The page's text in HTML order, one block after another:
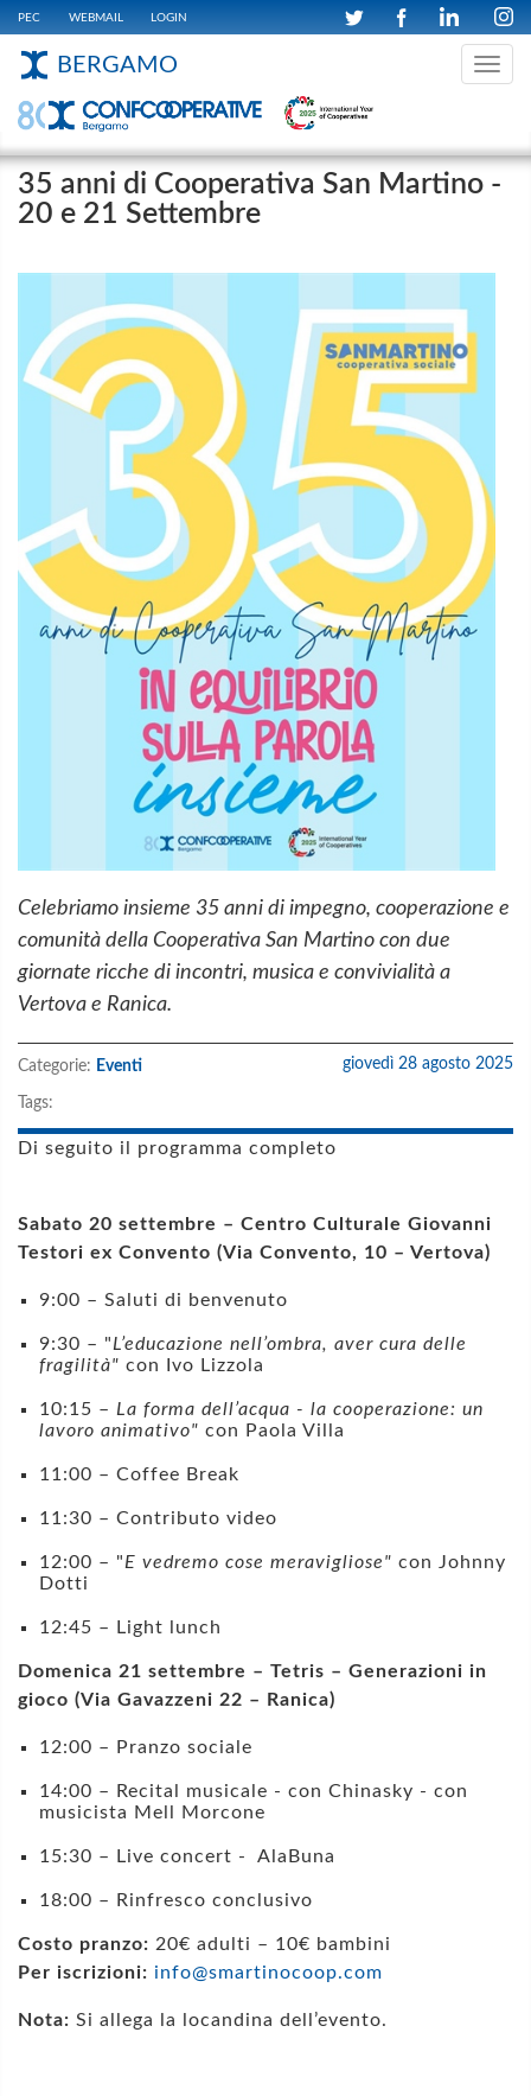
PEC WEBMAIL LOGIN
Toggle
BERGAMO
35 anni di Cooperativa San Martino -
20 e 21 Settembre
Celebriamo insieme 35 anni di impegno, cooperazione e
comunità della Cooperativa San Martino con due
giornate ricche di incontri, musica e convivialità a
Vertova e Ranica.
giovedì 28 agosto 2025
Categorie: Eventi
Tags:
Di seguito il programma completo
Sabato 20 settembre – Centro Culturale Giovanni
Testori ex Convento (Via Convento, 10 – Vertova)
9:00 – Saluti di benvenuto
9:30 – "L’educazione nell’ombra, aver cura delle
fragilità" con Ivo Lizzola
10:15 – La forma dell’acqua - la cooperazione: un
lavoro animativo" con Paola Villa
11:00 – Coffee Break
11:30 – Contributo video
12:00 – "E vedremo cose meravigliose" con Johnny
Dotti
12:45 – Light lunch
Domenica 21 settembre – Tetris – Generazioni in
gioco (Via Gavazzeni 22 – Ranica)
12:00 – Pranzo sociale
14:00 – Recital musicale - con Chinasky - con
musicista Mell Morcone
15:30 – Live concert - AlaBuna
18:00 – Rinfresco conclusivo
Costo pranzo: 20€ adulti – 10€ bambini
Per iscrizioni: info@smartinocoop.com
Nota: Si allega la locandina dell’evento.